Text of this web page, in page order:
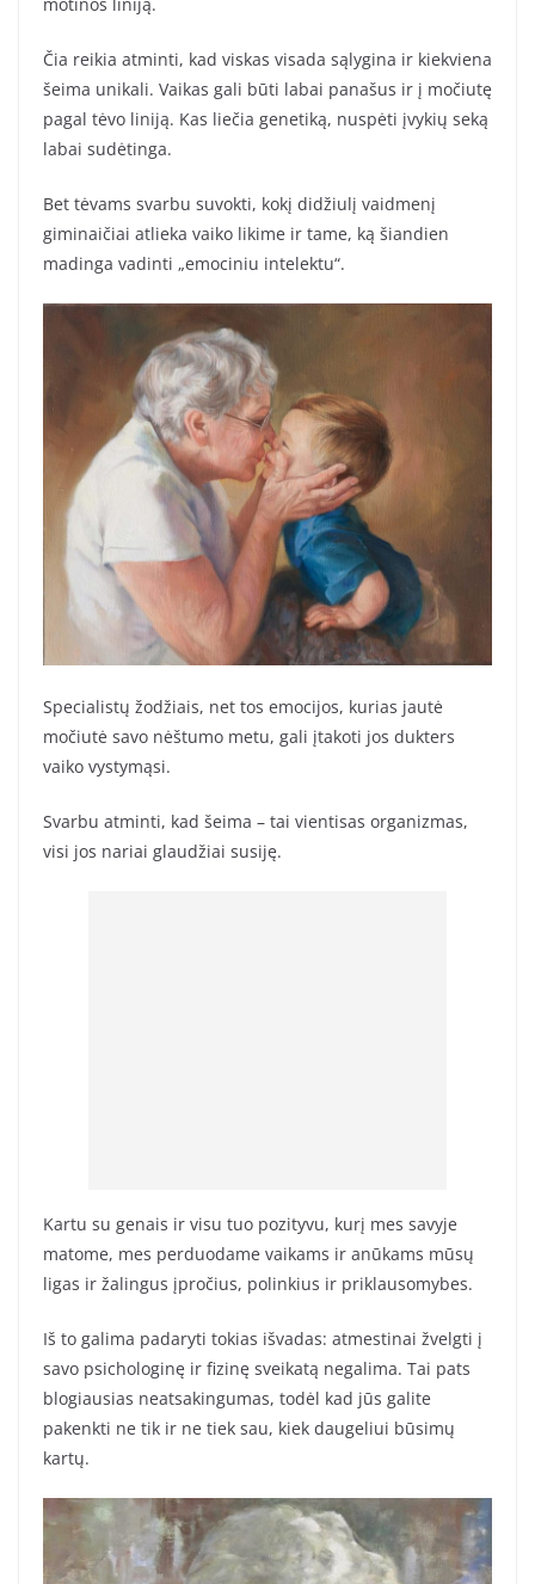
Čia reikia atminti, kad viskas visada sąlygina ir kiekviena
šeima unikali. Vaikas gali būti labai panašus ir į močiutę
pagal tėvo liniją. Kas liečia genetiką, nuspėti įvykių seką
labai sudėtinga.
Bet tėvams svarbu suvokti, kokį didžiulį vaidmenį
giminaičiai atlieka vaiko likime ir tame, ką šiandien
madinga vadinti „emociniu intelektu“.
Specialistų žodžiais, net tos emocijos, kurias jautė
močiutė savo nėštumo metu, gali įtakoti jos dukters
vaiko vystymąsi.
Svarbu atminti, kad šeima – tai vientisas organizmas,
visi jos nariai glaudžiai susiję.
Kartu su genais ir visu tuo pozityvu, kurį mes savyje
matome, mes perduodame vaikams ir anūkams mūsų
ligas ir žalingus įpročius, polinkius ir priklausomybes.
Iš to galima padaryti tokias išvadas: atmestinai žvelgti į
savo psichologinę ir fizinę sveikatą negalima. Tai pats
blogiausias neatsakingumas, todėl kad jūs galite
pakenkti ne tik ir ne tiek sau, kiek daugeliui būsimų
kartų.